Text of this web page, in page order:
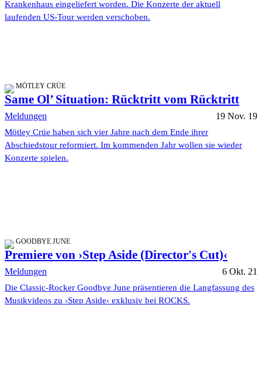
Krankenhaus eingeliefert worden. Die Konzerte der aktuell
laufenden US-Tour werden verschoben.
MÖTLEY CRÜE
Same Ol’ Situation: Rücktritt vom Rücktritt
Meldungen 19 Nov. 19
Mötley Crüe haben sich vier Jahre nach dem Ende ihrer
Abschiedstour reformiert. Im kommenden Jahr wollen sie wieder
Konzerte spielen.
GOODBYE JUNE
Premiere von ›Step Aside (Director's Cut)‹
Meldungen 6 Okt. 21
Die Classic-Rocker Goodbye June präsentieren die Langfassung des
Musikvideos zu ›Step Aside‹ exklusiv bei ROCKS.